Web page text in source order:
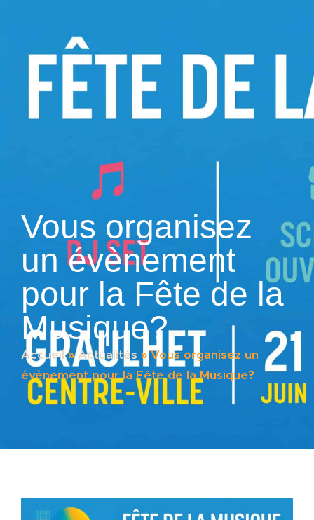
Vous organisez
un évènement
pour la Fête de la
Musique?
Accueil»Actualités »Vous organisez un
évènement pour la Fête de la Musique?